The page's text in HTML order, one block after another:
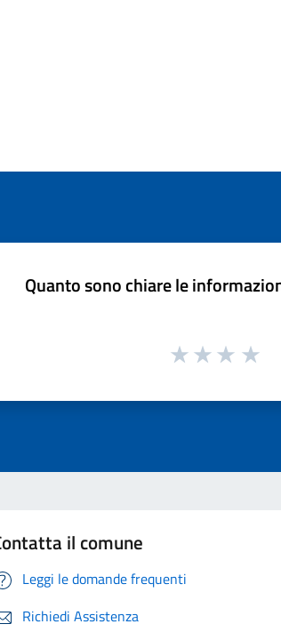
Quanto sono chiare le
il comune
Leggi le domande frequenti
Richiedi Assistenza